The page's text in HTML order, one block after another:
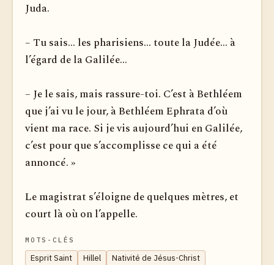
Juda.
– Tu sais... les pharisiens... toute la Judée... à
l’égard de la Galilée...
– Je le sais, mais rassure-toi. C’est à Bethléem
que j’ai vu le jour, à Bethléem Ephrata d’où
vient ma race. Si je vis aujourd’hui en Galilée,
c’est pour que s’accomplisse ce qui a été
annoncé. »
Le magistrat s’éloigne de quelques mètres, et
court là où on l’appelle.
MOTS-CLÉS
Esprit Saint Hillel
Nativité de Jésus-Christ